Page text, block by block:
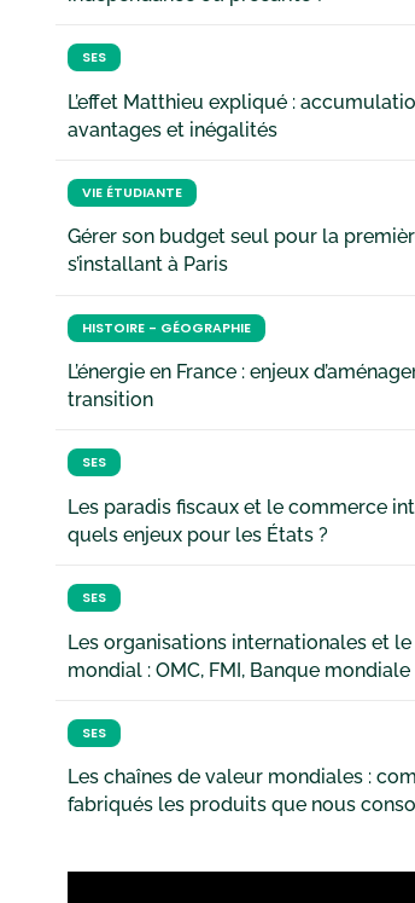
SES
L’effet Matthieu expliqué :
avantages et inégalités
VIE ÉTUDIANTE
Gérer son budget seul pour la
s’installant à Paris
HISTOIRE - GÉOGRAPHIE
L’énergie en France : enjeux
transition
SES
Les paradis fiscaux et le commerce
quels enjeux pour les États ?
SES
Les organisations internationales et
mondial : OMC, FMI, Banque mondiale
SES
Les chaînes de valeur mondiales :
fabriqués les produits que nous